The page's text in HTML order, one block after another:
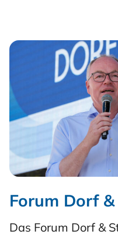
Forum Dorf
Das Forum Dorf &